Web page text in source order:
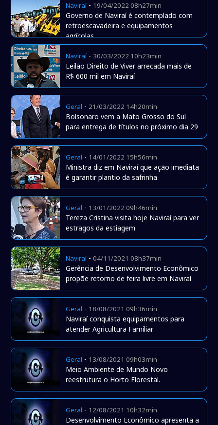
Naviraí- 19/04/2022 08h27min
Governo de Naviraí é contemplado com
retroescavadeira e equipamentos
agrícolas
Naviraí- 30/03/2022 10h23min
Leilão Direito de Viver arrecada mais de
R$ 600 mil em Naviraí
Geral - 21/03/2022 14h20min
Bolsonaro vem a Mato Grosso do Sul
para entrega de títulos no próximo dia 29
Geral - 14/01/2022 15h56min
Ministra diz em Naviraí que ação imediata
é garantir plantio da safrinha
Geral - 13/01/2022 09h46min
Tereza Cristina visita hoje Naviraí para ver
estragos da estiagem
Naviraí-04/11/2021 08h37min
Gerência de Desenvolvimento Econômico
propõe retorno de feira livre em Naviraí
Geral - 18/08/2021 09h36min
Naviraí conquista equipamentos para
atender Agricultura Familiar
Geral - 13/08/2021 09h03min
Meio Ambiente de Mundo Novo
reestrutura o Horto Florestal.
Geral - 12/08/2021 10h32min
Desenvolvimento Econômico apresenta a